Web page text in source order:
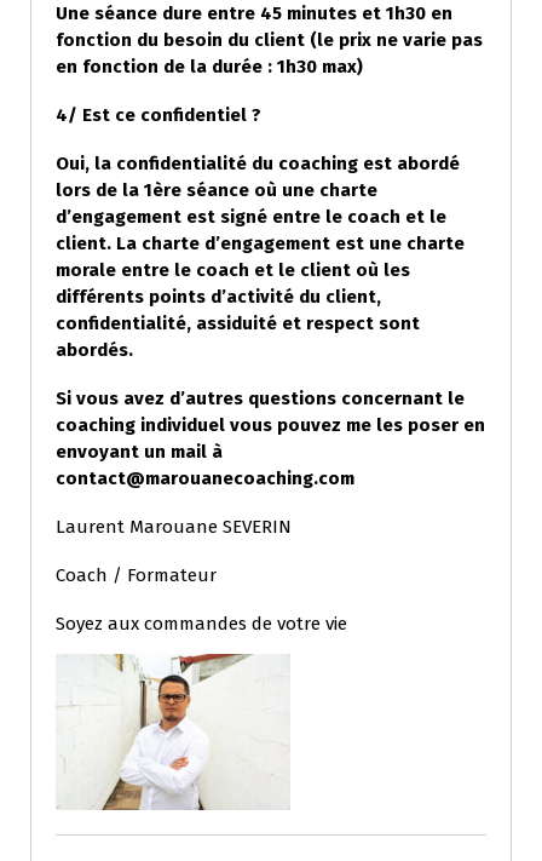
Une séance dure entre 45 minutes et 1h30 en
fonction du besoin du client (le prix ne varie pas
en fonction de la durée : 1h30 max)
4/ Est ce confidentiel ?
Oui, la confidentialité du coaching est abordé
lors de la 1ère séance où une charte
d’engagement est signé entre le coach et le
client. La charte d’engagement est une charte
morale entre le coach et le client où les
différents points d’activité du client,
confidentialité, assiduité et respect sont
abordés.
Si vous avez d’autres questions concernant le
coaching individuel vous pouvez me les poser en
envoyant un mail à
contact@marouanecoaching.com
Laurent Marouane SEVERIN
Coach / Formateur
Soyez aux commandes de votre vie